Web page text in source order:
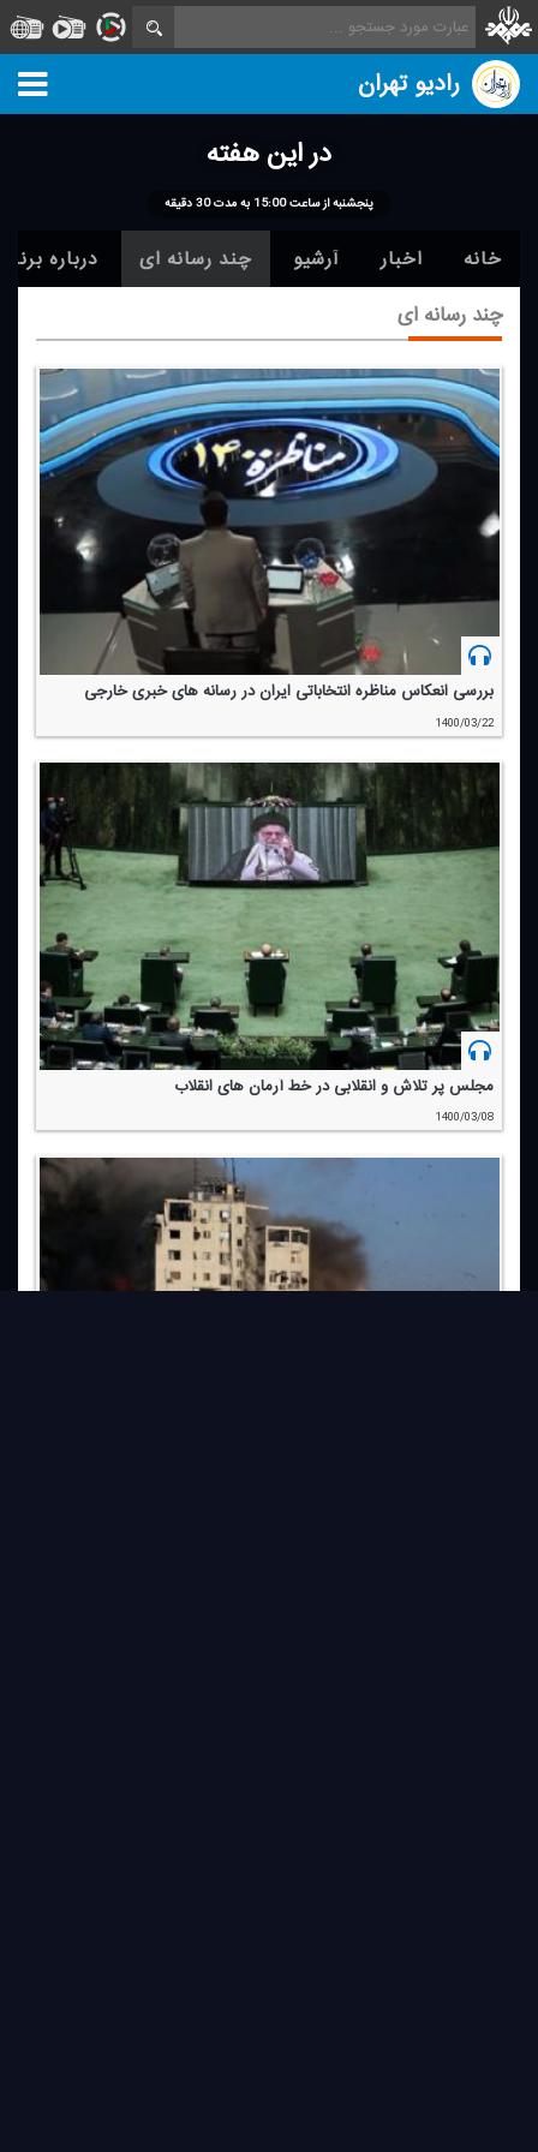
رادیو تهران
در این هفته
پنجشنبه از ساعت 15:00 به مدت 30 دقیقه
خانه اخبار آرشیو چند رسانه ای درباره
چند رسانه ای
بررسی انعكاس مناظره انتخاباتی ایران در رسانه های خبری خارجی
1400/03/22
مجلس پر تلاش و انقلابی در خط آرمان های انقلاب
1400/03/08